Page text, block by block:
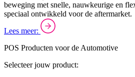
beweging met snelle, nauwkeurige en
speciaal ontwikkeld voor de aftermarket.
Lees meer:
POS Producten voor de Automotive
Selecteer jouw product: